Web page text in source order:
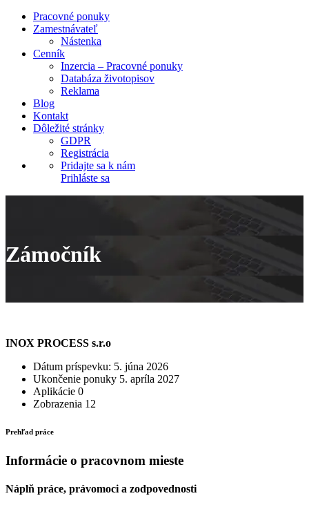
Pracovné ponuky
Zamestnávateľ
Nástenka
Cenník
Inzercia – Pracovné ponuky
Databáza životopisov
Reklama
Blog
Kontakt
Dôležité stránky
GDPR
Registrácia
Pridajte sa k nám
Prihláste sa
Zámočník
INOX PROCESS s.r.o
Dátum príspevku: 5. júna 2026
Ukončenie ponuky 5. apríla 2027
Aplikácie 0
Zobrazenia 12
Prehľad práce
Informácie o pracovnom mieste
Náplň práce, právomoci a zodpovednosti